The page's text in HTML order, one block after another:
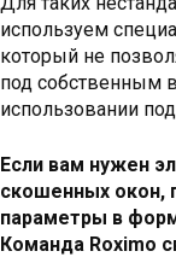
используем
который не
под собственным
использовании
Если вам нужен
скошенных окон,
параметры в
Команда Roximo